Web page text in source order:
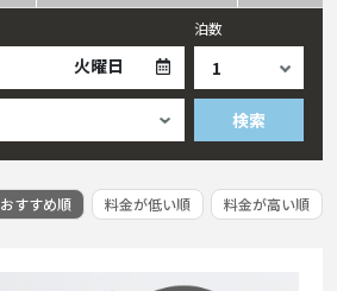
火曜日
泊数
検索
おすすめ順 料金が低い順 料金が高い順